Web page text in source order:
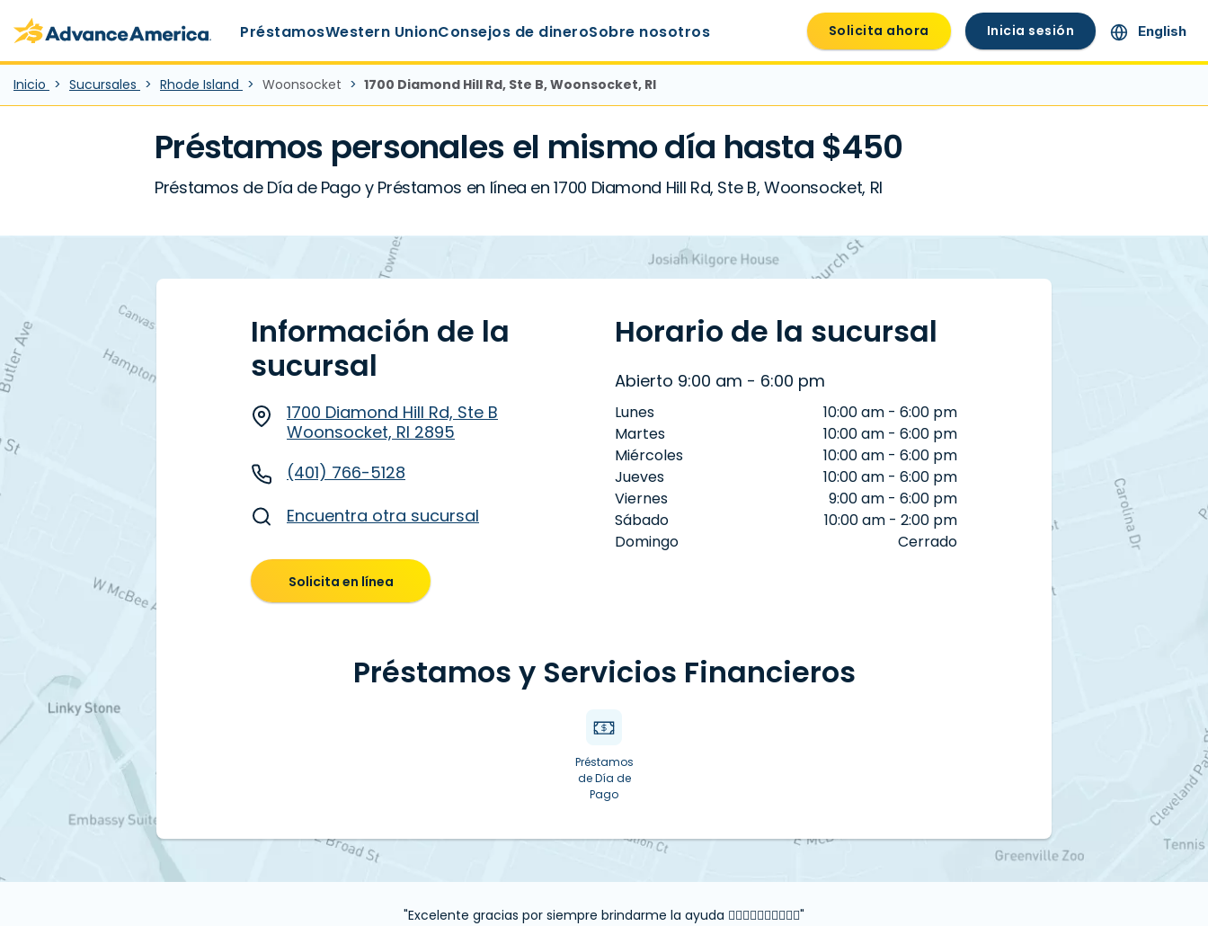
Advance America home
Main Menu
PréstamosWestern UnionConsejos de dineroSobre nosotros Solicita ahora Inicia sesión English
Inicio Sucursales Rhode Island Woonsocket 1700 Diamond Hill Rd, Ste B, Woonsocket, RI
Préstamos personales el mismo día hasta $450
Préstamos de Día de Pago y Préstamos en línea en 1700 Diamond Hill Rd, Ste B, Woonsocket, RI
Información de la
sucursal
1700 Diamond Hill Rd, Ste B
Woonsocket, RI 2895
(401) 766-5128
Encuentra otra sucursal
Solicita en línea
Horario de la sucursal
Abierto 9:00 am - 6:00 pm
Lunes
10:00 am - 6:00 pm
Martes
10:00 am - 6:00 pm
Miércoles
10:00 am - 6:00 pm
Jueves
10:00 am - 6:00 pm
Viernes
9:00 am - 6:00 pm
Sábado
10:00 am - 2:00 pm
Domingo
Cerrado
Préstamos y Servicios Financieros
Préstamos
de Día de
Pago
"Excelente gracias por siempre brindarme la ayuda 👍🏼👍🏼👍🏼👍🏼👍🏼"